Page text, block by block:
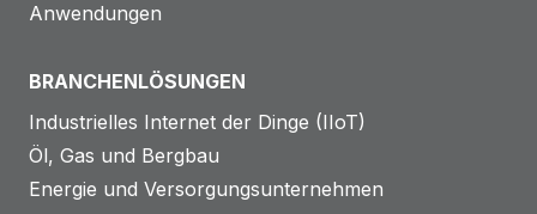
Anwendungen
BRANCHENLÖSUNGEN
Industrielles Internet der Dinge (IIoT)
Öl, Gas und Bergbau
Energie und Versorgungsunternehmen